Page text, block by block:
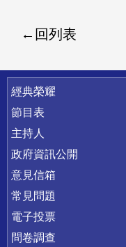
回列表
快速連結
經典榮耀
節目表
主持人
政府資訊公開
意見信箱
常見問題
電子投票
問卷調查